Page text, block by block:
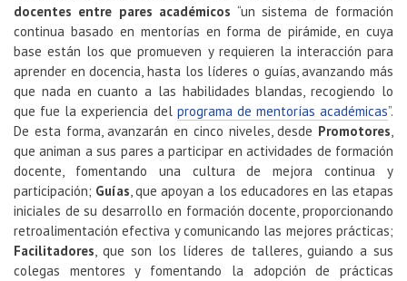
docentes entre pares académicos “un sistema de formación
continua basado en mentorías en forma de pirámide, en cuya
base están los que promueven y requieren la interacción para
aprender en docencia, hasta los líderes o guías, avanzando más
que nada en cuanto a las habilidades blandas, recogiendo lo
que fue la experiencia del programa de mentorías académicas”.
De esta forma, avanzarán en cinco niveles, desde Promotores,
que animan a sus pares a participar en actividades de formación
docente, fomentando una cultura de mejora continua y
participación; Guías, que apoyan a los educadores en las etapas
iniciales de su desarrollo en formación docente, proporcionando
retroalimentación efectiva y comunicando las mejores prácticas;
Facilitadores, que son los líderes de talleres, guiando a sus
colegas mentores y fomentando la adopción de prácticas